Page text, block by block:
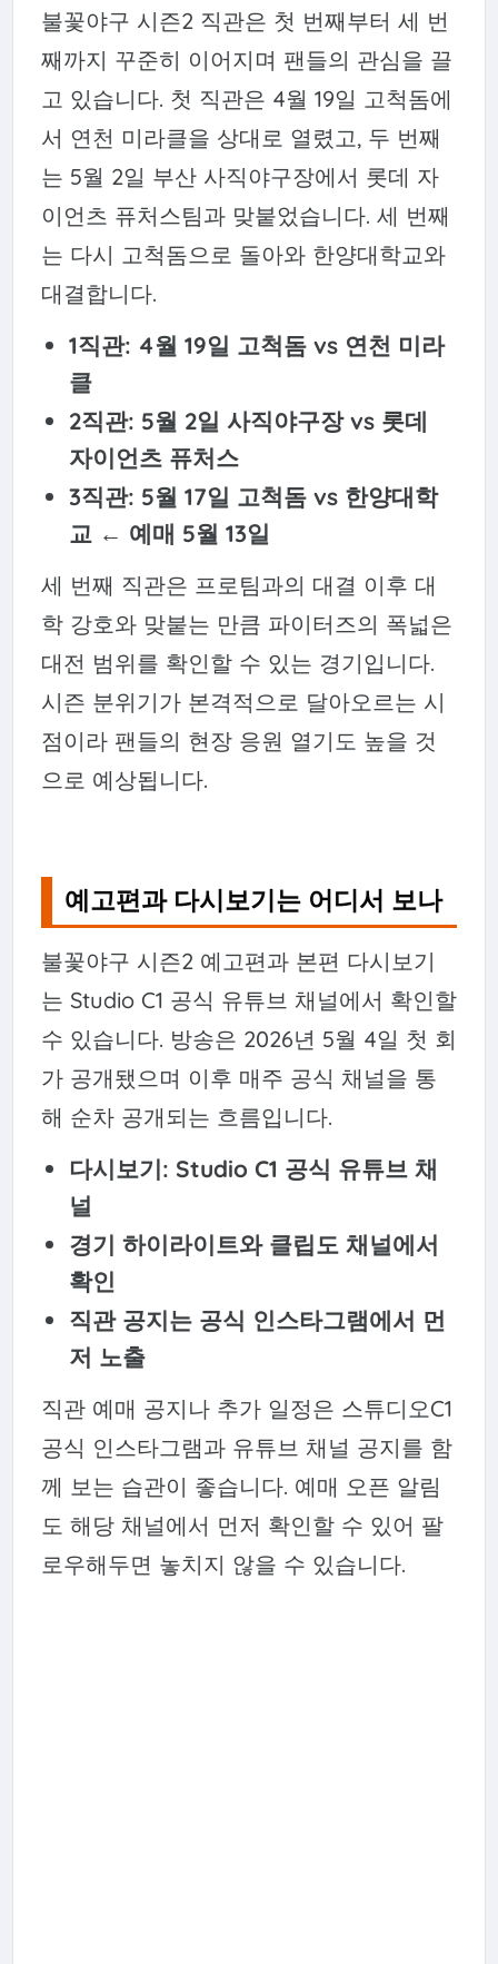
불꽃야구 시즌2 직관은 첫 번째부터 세 번
째까지 꾸준히 이어지며 팬들의 관심을 끌
고 있습니다. 첫 직관은 4월 19일 고척돔에
서 연천 미라클을 상대로 열렸고, 두 번째
는 5월 2일 부산 사직야구장에서 롯데 자
이언츠 퓨처스팀과 맞붙었습니다. 세 번째
는 다시 고척돔으로 돌아와 한양대학교와
대결합니다.
1직관: 4월 19일 고척돔 vs 연천 미라
클
2직관: 5월 2일 사직야구장 vs 롯데
자이언츠 퓨처스
3직관: 5월 17일 고척돔 vs 한양대학
교 ← 예매 5월 13일
세 번째 직관은 프로팀과의 대결 이후 대
학 강호와 맞붙는 만큼 파이터즈의 폭넓은
대전 범위를 확인할 수 있는 경기입니다.
시즌 분위기가 본격적으로 달아오르는 시
점이라 팬들의 현장 응원 열기도 높을 것
으로 예상됩니다.
예고편과 다시보기는 어디서 보나
불꽃야구 시즌2 예고편과 본편 다시보기
는 Studio C1 공식 유튜브 채널에서 확인할
수 있습니다. 방송은 2026년 5월 4일 첫 회
가 공개됐으며 이후 매주 공식 채널을 통
해 순차 공개되는 흐름입니다.
다시보기: Studio C1 공식 유튜브 채
널
경기 하이라이트와 클립도 채널에서
확인
직관 공지는 공식 인스타그램에서 먼
저 노출
직관 예매 공지나 추가 일정은 스튜디오C1
공식 인스타그램과 유튜브 채널 공지를 함
께 보는 습관이 좋습니다. 예매 오픈 알림
도 해당 채널에서 먼저 확인할 수 있어 팔
로우해두면 놓치지 않을 수 있습니다.